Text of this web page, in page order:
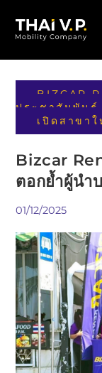
BIZCAR
ประชาสัมพันธ์
เปิดสาขาใ
Bizcar
ตอกย้ำผู้นำ
01/12/2025